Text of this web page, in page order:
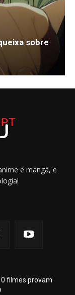
sobre
e mangá, e
filmes provam